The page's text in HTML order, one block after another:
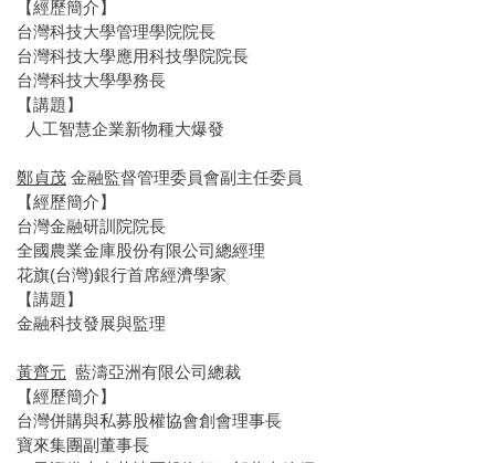
【經歷簡介】
台灣科技大學管理學院院長
台灣科技大學應用科技學院院長
台灣科技大學學務長
【講題】
人工智慧企業新物種大爆發
鄭貞茂 金融監督管理委員會副主任委員
【經歷簡介】
台灣金融研訓院院長
全國農業金庫股份有限公司總經理
花旗(台灣)銀行首席經濟學家
【講題】
金融科技發展與監理
黃齊元 藍濤亞洲有限公司總裁
【經歷簡介】
台灣併購與私募股權協會創會理事長
寶來集團副董事長